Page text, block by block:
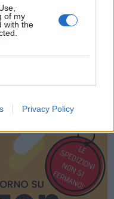
of my
with the
Privacy Policy
AMAZON